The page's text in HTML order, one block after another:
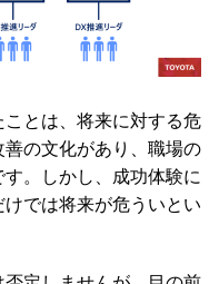
とは、将来に対する危
の文化があり、職場の
。しかし、成功体験に
では将来が危ういとい